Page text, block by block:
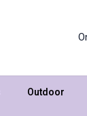
Outdoor